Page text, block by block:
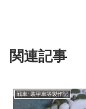
関連記事
戦車･装甲車等製作記